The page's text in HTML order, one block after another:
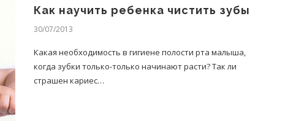
Как научить ребенка чистить зубы
30/07/2013
Какая необходимость в гигиене полости рта малыша,
когда зубки только-только начинают расти? Так ли
страшен кариес…